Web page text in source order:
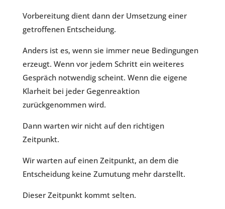
Vorbereitung dient dann der Umsetzung einer
getroffenen Entscheidung.
Anders ist es, wenn sie immer neue Bedingungen
erzeugt. Wenn vor jedem Schritt ein weiteres
Gespräch notwendig scheint. Wenn die eigene
Klarheit bei jeder Gegenreaktion
zurückgenommen wird.
Dann warten wir nicht auf den richtigen
Zeitpunkt.
Wir warten auf einen Zeitpunkt, an dem die
Entscheidung keine Zumutung mehr darstellt.
Dieser Zeitpunkt kommt selten.